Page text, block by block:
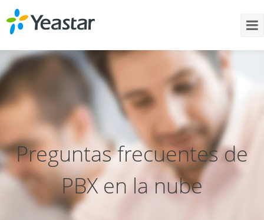
Preguntas frecuentes de
PBX en la nube